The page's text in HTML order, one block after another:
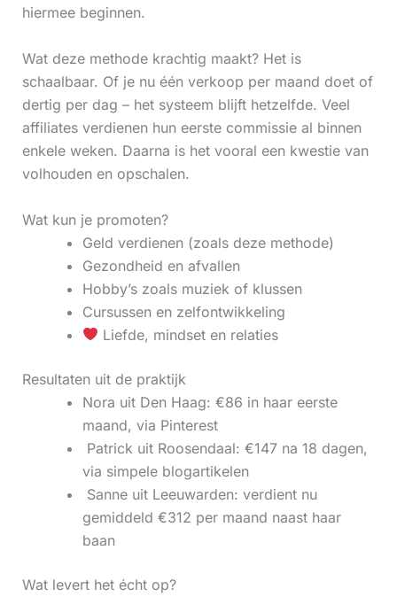
hiermee beginnen.
Wat deze methode krachtig maakt? Het is
schaalbaar. Of je nu één verkoop per maand doet of
dertig per dag – het systeem blijft hetzelfde. Veel
affiliates verdienen hun eerste commissie al binnen
enkele weken. Daarna is het vooral een kwestie van
volhouden en opschalen.
Wat kun je promoten?
Geld verdienen (zoals deze methode)
Gezondheid en afvallen
Hobby’s zoals muziek of klussen
Cursussen en zelfontwikkeling
Liefde, mindset en relaties
Resultaten uit de praktijk
Nora uit Den Haag: €86 in haar eerste
maand, via Pinterest
‍ Patrick uit Roosendaal: €147 na 18 dagen,
via simpele blogartikelen
‍ Sanne uit Leeuwarden: verdient nu
gemiddeld €312 per maand naast haar
baan
Wat levert het écht op?